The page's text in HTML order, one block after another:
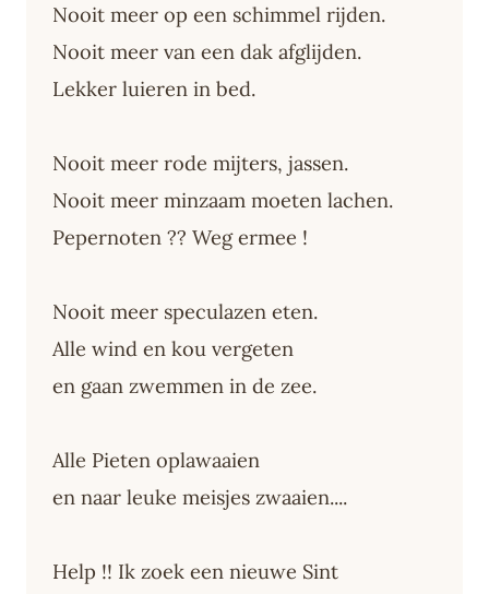
Nooit meer op een schimmel rijden.
Nooit meer van een dak afglijden.
Lekker luieren in bed.
Nooit meer rode mijters, jassen.
Nooit meer minzaam moeten lachen.
Pepernoten ?? Weg ermee !
Nooit meer speculazen eten.
Alle wind en kou vergeten
en gaan zwemmen in de zee.
Alle Pieten oplawaaien
en naar leuke meisjes zwaaien....
Help !! Ik zoek een nieuwe Sint